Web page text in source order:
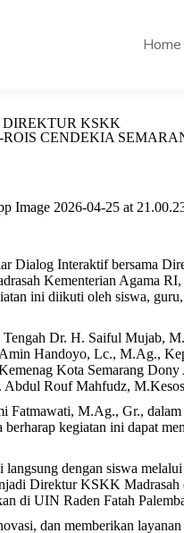
Home
DIREKTUR KSKK
CENDEKIA
Dialog Interaktif bersama
Kementerian Agama
ini diikuti oleh siswa, guru,
Dr. H. Saiful Mujab,
Handoyo, Lc., M.Ag.,
Kota Semarang Dony
Abdul Rouf Mahfudz,
Fatmawati, M.Ag., Gr., dalam
kegiatan ini dapat
dengan siswa
Direktur KSKK Madrasah
di UIN Raden Fatah
dan memberikan